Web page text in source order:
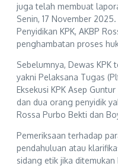
juga telah membuat
Senin, 17 November
Penyidikan KPK, AKBP
penghambatan proses
Sebelumnya, Dewas KPK
yakni Pelaksana Tugas
Eksekusi KPK Asep
dan dua orang penyidik
Rossa Purbo Bekti dan
Pemeriksaan terhadap
pendahuluan atau
sidang etik jika